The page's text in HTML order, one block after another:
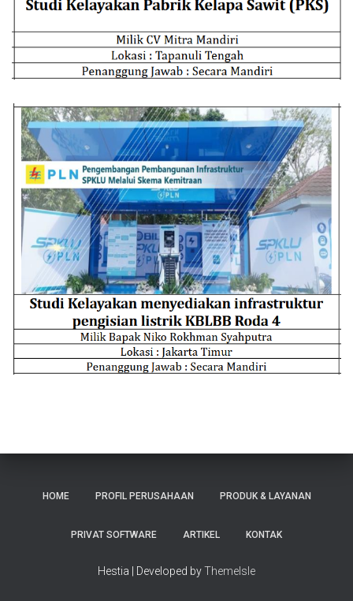
HOME PROFIL PERUSAHAAN PRODUK & LAYANAN
PRIVAT SOFTWARE ARTIKEL KONTAK
Hestia | Developed byThemeIsle